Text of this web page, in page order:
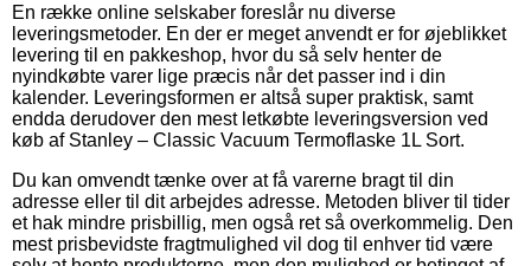
En række online selskaber foreslår nu diverse
leveringsmetoder. En der er meget anvendt er for øjeblikket
levering til en pakkeshop, hvor du så selv henter de
nyindkøbte varer lige præcis når det passer ind i din
kalender. Leveringsformen er altså super praktisk, samt
endda derudover den mest letkøbte leveringsversion ved
køb af Stanley – Classic Vacuum Termoflaske 1L Sort.
Du kan omvendt tænke over at få varerne bragt til din
adresse eller til dit arbejdes adresse. Metoden bliver til tider
et hak mindre prisbillig, men også ret så overkommelig. Den
mest prisbevidste fragtmulighed vil dog til enhver tid være